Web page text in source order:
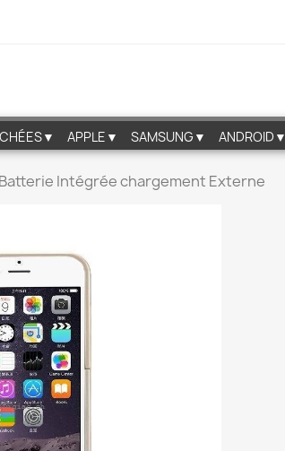
APPLE▼ SAMSUNG▼ ANDROID▼
Intégrée chargement Externe